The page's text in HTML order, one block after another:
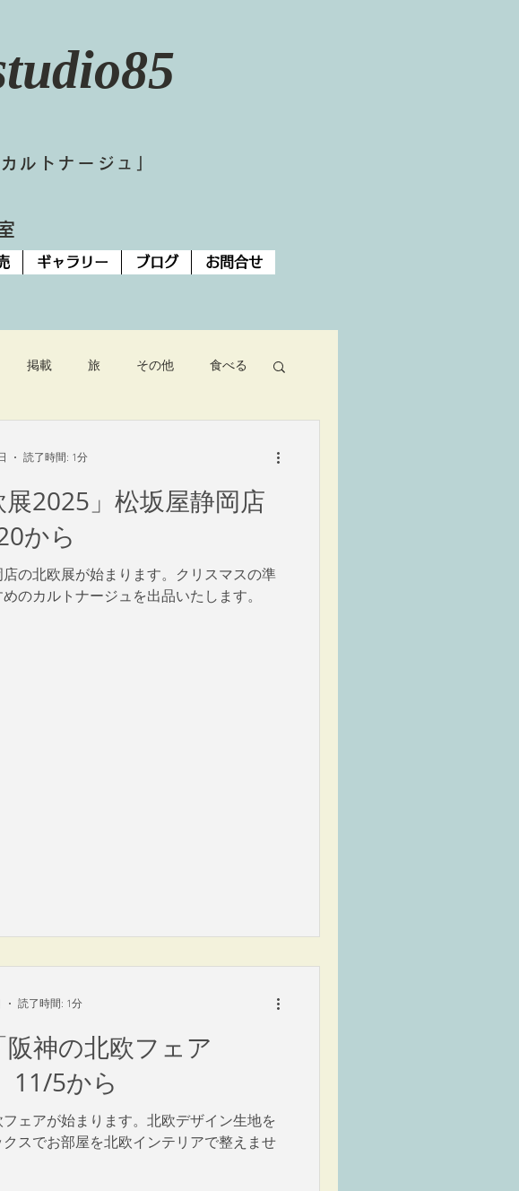
ルトナージュ」
ギャラリー ブログ お問合せ
掲載 旅 その他 食べる
展2025」松坂屋静岡店
から
の北欧展が始まります。クリスマスの準
のカルトナージュを出品いたします。
読了時間: 1分
阪神の北欧フェア
11/5から
フェアが始まります。北欧デザイン生地を
スでお部屋を北欧インテリアで整えませ
読了時間: 1分